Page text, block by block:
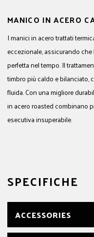
MANICO IN ACERO
I manici in acero trattati
eccezionale, assicurando
perfetta nel tempo. Il
timbro più caldo e bilanciato,
fluida. Con una migliore
in acero roasted combinano
esecutiva insuperabile.
SPECIFICHE
ACCESSORIES